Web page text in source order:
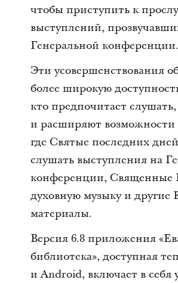
чтобы приступить к
выступлений,
Генеральной конференции.
Эти усовершенствования
более широкую
кто предпочитает
и расширяют возможности
где Святые последних
слушать выступления на
конференции, Священные
духовную музыку и другие
материалы.
Версия 6.8 приложения
библиотека», доступная
и Android, включает в